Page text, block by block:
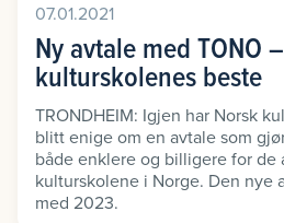
07.01.2021
Ny avtale med TONO
kulturskolenes beste
TRONDHEIM: Igjen har Norsk
blitt enige om en avtale som
både enklere og billigere for de
kulturskolene i Norge. Den nye
med 2023.